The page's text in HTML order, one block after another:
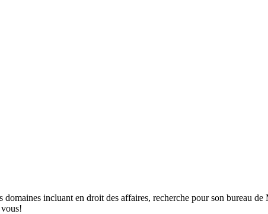
incluant en droit des affaires, recherche pour son bureau